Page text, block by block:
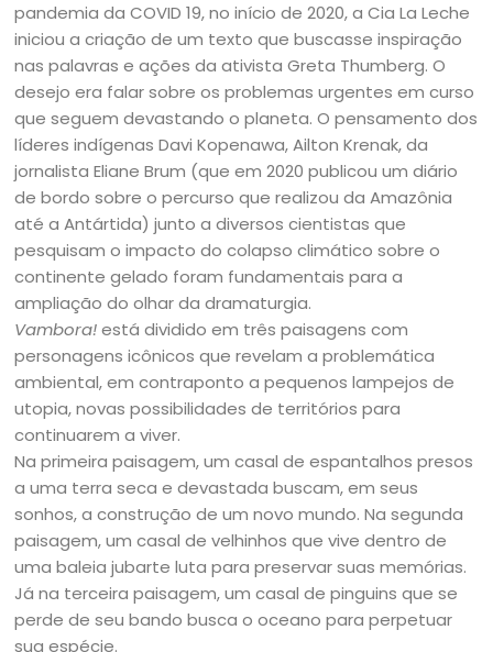
pandemia da COVID 19, no início de 2020, a Cia La Leche
iniciou a criação de um texto que buscasse inspiração
nas palavras e ações da ativista Greta Thumberg. O
desejo era falar sobre os problemas urgentes em curso
que seguem devastando o planeta. O pensamento dos
líderes indígenas Davi Kopenawa, Ailton Krenak, da
jornalista Eliane Brum (que em 2020 publicou um diário
de bordo sobre o percurso que realizou da Amazônia
até a Antártida) junto a diversos cientistas que
pesquisam o impacto do colapso climático sobre o
continente gelado foram fundamentais para a
ampliação do olhar da dramaturgia.
Vambora!está dividido em três paisagens com
personagens icônicos que revelam a problemática
ambiental, em contraponto a pequenos lampejos de
utopia, novas possibilidades de territórios para
continuarem a viver.
Na primeira paisagem, um casal de espantalhos presos
a uma terra seca e devastada buscam, em seus
sonhos, a construção de um novo mundo. Na segunda
paisagem, um casal de velhinhos que vive dentro de
uma baleia jubarte luta para preservar suas memórias.
Já na terceira paisagem, um casal de pinguins que se
perde de seu bando busca o oceano para perpetuar
sua espécie.